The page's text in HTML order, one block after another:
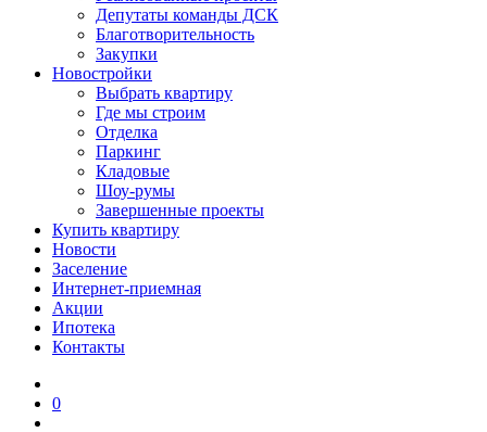
Депутаты команды ДСК
Благотворительность
Закупки
Новостройки
Выбрать квартиру
Где мы строим
Отделка
Паркинг
Кладовые
Шоу-румы
Завершенные проекты
Купить квартиру
Новости
Заселение
Интернет-приемная
Акции
Ипотека
Контакты
0